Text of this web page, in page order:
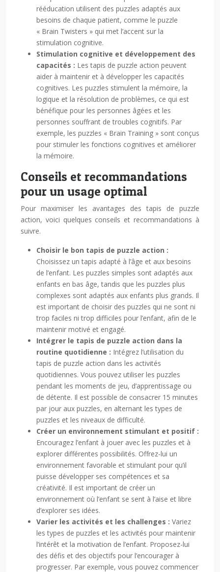
rééducation utilisent des puzzles adaptés aux
besoins de chaque patient, comme le puzzle
« Brain Twisters » qui met l’accent sur la
stimulation cognitive.
Stimulation cognitive et développement des
capacités : Les tapis de puzzle action peuvent
aider à maintenir et à développer les capacités
cognitives. Les puzzles stimulent la mémoire, la
logique et la résolution de problèmes, ce qui est
bénéfique pour les personnes âgées et les
personnes souffrant de troubles cognitifs. Par
exemple, les puzzles « Brain Training » sont conçus
pour stimuler les fonctions cognitives et améliorer
la mémoire.
Conseils et recommandations
pour un usage optimal
Pour maximiser les avantages des tapis de puzzle
action, voici quelques conseils et recommandations à
suivre.
Choisir le bon tapis de puzzle action :
Choisissez un tapis adapté à l’âge et aux besoins
de l’enfant. Les puzzles simples sont adaptés aux
enfants en bas âge, tandis que les puzzles plus
complexes sont adaptés aux enfants plus grands. Il
est important de choisir des puzzles qui ne sont ni
trop faciles ni trop difficiles pour l’enfant, afin de le
maintenir motivé et engagé.
Intégrer le tapis de puzzle action dans la
routine quotidienne : Intégrez l’utilisation du
tapis de puzzle action dans les activités
quotidiennes. Vous pouvez utiliser les puzzles
pendant les moments de jeu, d’apprentissage ou
de détente. Il est possible de consacrer 15 minutes
par jour aux puzzles, en alternant les types de
puzzles et les niveaux de difficulté.
Créer un environnement stimulant et positif :
Encouragez l’enfant à jouer avec les puzzles et à
explorer différentes possibilités. Offrez-lui un
environnement favorable et stimulant pour qu’il
puisse développer ses compétences et sa
créativité. Il est important de créer un
environnement où l’enfant se sent à l’aise et libre
d’explorer ses idées.
Varier les activités et les challenges : Variez
les types de puzzles et les activités pour maintenir
l’intérêt et la motivation de l’enfant. Proposez-lui
des défis et des objectifs pour l’encourager à
progresser. Par exemple, vous pouvez commencer